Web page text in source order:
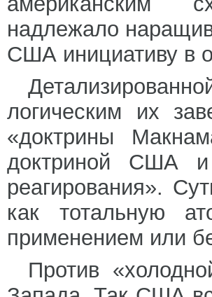
надлежало
США инициативу в
логическим их
«доктрины
доктриной США и
реагирования».
как тотальную
применением или
Против